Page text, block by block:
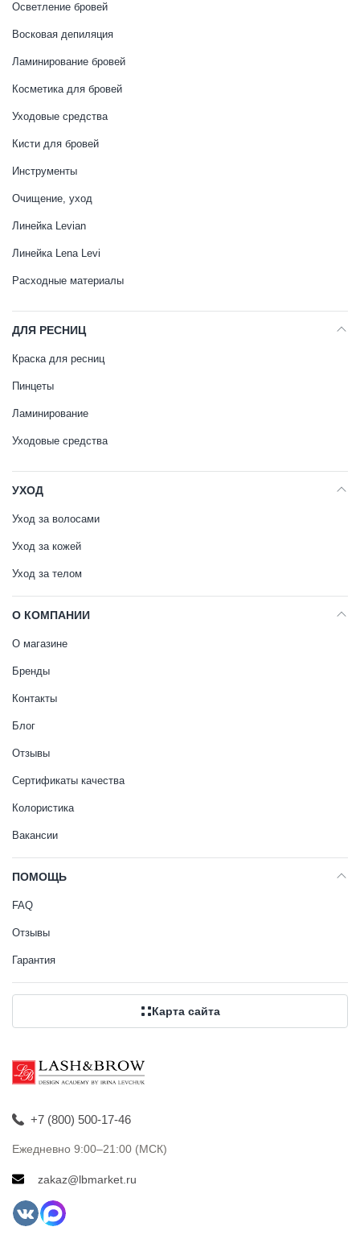
+7 (800) 500-17-46
Ежедневно 9:00–21:00 (МСК)
zakaz@lbmarket.ru
Осветление бровей
Восковая депиляция
Ламинирование бровей
Косметика для бровей
Уходовые средства
Кисти для бровей
Инструменты
Очищение, уход
Линейка Levian
Линейка Lena Levi
Расходные материалы
ДЛЯ РЕСНИЦ
Краска для ресниц
Пинцеты
Ламинирование
Уходовые средства
УХОД
Уход за волосами
Уход за кожей
Уход за телом
О КОМПАНИИ
О магазине
Бренды
Контакты
Блог
Отзывы
Сертификаты качества
Колористика
Вакансии
ПОМОЩЬ
FAQ
Отзывы
Гарантия
Карта сайта